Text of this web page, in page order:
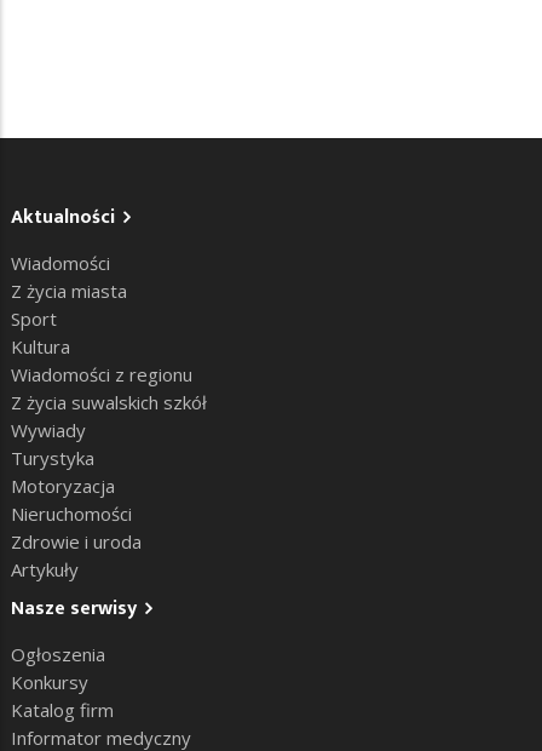
Aktualności
Wiadomości
Z życia miasta
Sport
Kultura
Wiadomości z regionu
Z życia suwalskich szkół
Wywiady
Turystyka
Motoryzacja
Nieruchomości
Zdrowie i uroda
Artykuły
Nasze serwisy
Ogłoszenia
Konkursy
Katalog firm
Informator medyczny